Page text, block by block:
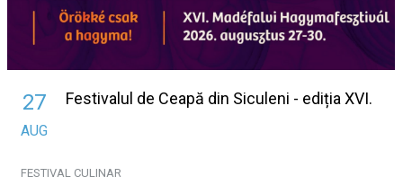
27
AUG
Festivalul de Ceapă din Siculeni - ediția XVI.
FESTIVAL CULINAR